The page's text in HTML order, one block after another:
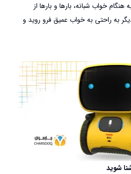
خواب شبانه، بارها و بارها از
به راحتی به خواب عمیق فرو روید و
آشفته به دیوارهای اتاقتان چشم
شوید